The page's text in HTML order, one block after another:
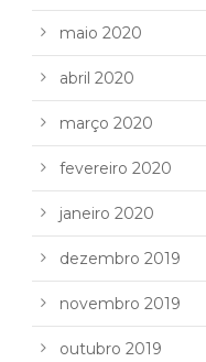
maio 2020
abril 2020
março 2020
fevereiro 2020
janeiro 2020
dezembro 2019
novembro 2019
outubro 2019